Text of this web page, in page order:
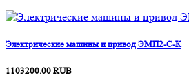
Электрические машины и привод ЭМП2-С-К
1103200.00 RUB